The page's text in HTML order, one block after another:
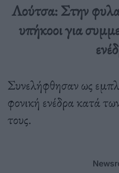
Λούτσα: Στην
υπήκοοι για
Συνελήφθησαν ως
φονική ενέδρα κατά
τους.